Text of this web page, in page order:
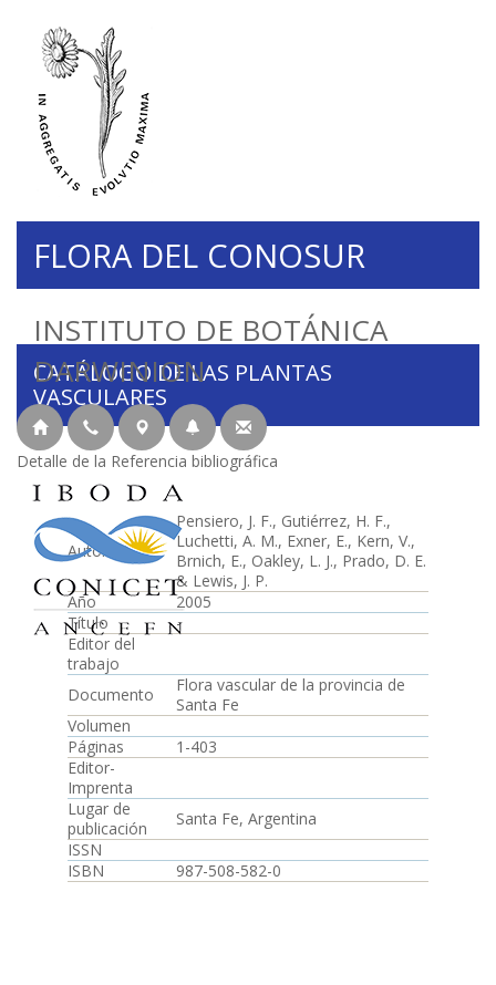
INSTITUTO DE BOTÁNICA
DARWINION
FLORA DEL CONOSUR
CATÁLOGO DE LAS PLANTAS
VASCULARES
Detalle de la Referencia bibliográfica
Autor
Pensiero, J. F., Gutiérrez, H. F.,
Luchetti, A. M., Exner, E., Kern, V.,
Brnich, E., Oakley, L. J., Prado, D. E.
& Lewis, J. P.
Año
2005
Título
-
Editor del
trabajo
Documento
Flora vascular de la provincia de
Santa Fe
Volumen
Páginas
1-403
Editor-
Imprenta
Lugar de
publicación
Santa Fe, Argentina
ISSN
ISBN
987-508-582-0